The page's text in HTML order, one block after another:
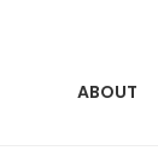
ABOUT